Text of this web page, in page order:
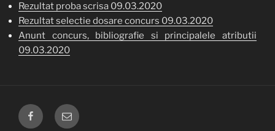
Rezultat proba scrisa 09.03.2020
Rezultat selectie dosare concurs 09.03.2020
Anunt concurs, bibliografie si principalele atributii
09.03.2020
FACEBOOK
EMAIL
CJP